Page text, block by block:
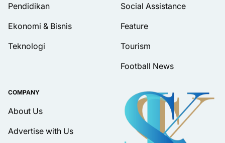
Pendidikan
Ekonomi & Bisnis
Teknologi
Social Assistance
Feature
Tourism
Football News
COMPANY
About Us
Advertise with Us